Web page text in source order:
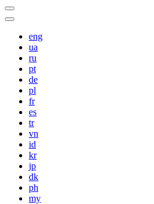
eng
ua
ru
pt
de
pl
fr
es
tr
vn
id
kr
jp
dk
ph
my